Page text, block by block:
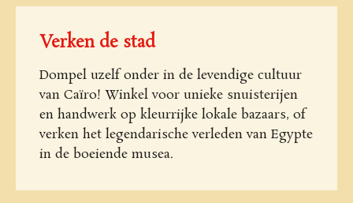
Verken de stad
Dompel uzelf onder in de levendige cultuur
van Caïro! Winkel voor unieke snuisterijen
en handwerk op kleurrijke lokale bazaars, of
verken het legendarische verleden van Egypte
in de boeiende musea.